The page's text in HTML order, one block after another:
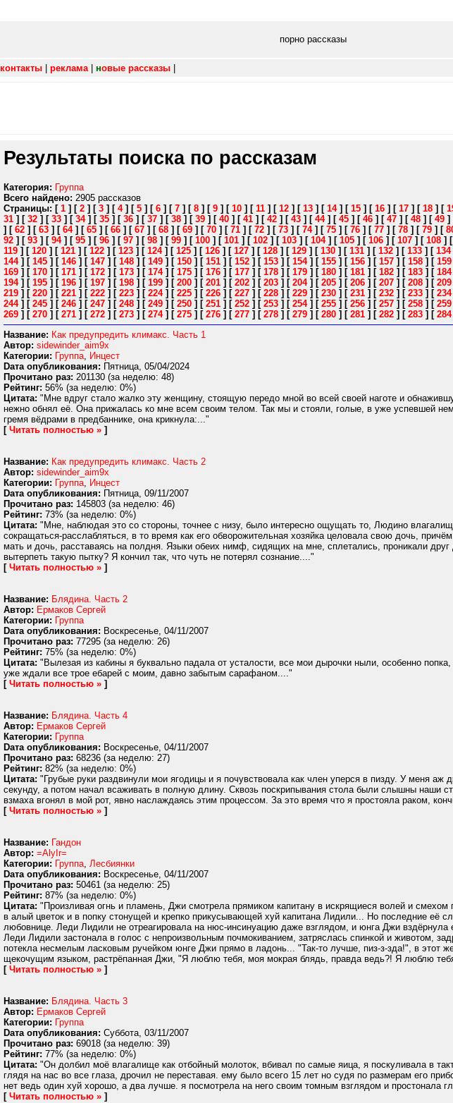
порно рассказы
контакты реклама| новые рассказы
Результаты поиска по рассказам
Категория: Группа
Всего найдено: 2905 рассказов
Страницы: [ 1 ] [ 2 ] [ 3 ] [ 4] [ 5 ] [ 6 ] [ 7 ] [ 8 ] [ 9 ] [ 10 ] [ 11 ] [ 12 ] [ 13 ] [ 14] [ 15 ] [ 16 ] [ 17 ] [ 18 ] [
31 ] [ 32 ] [ 33 ] [ 34] [ 35 ] [ 36 ] [ 37 ] [ 38 ] [ 39 ] [ 40 ] [ 41 ] [ 42 ] [ 43 ] [ 44] [ 45 ] [ 46 ] [ 47 ] [ 48 ] [ 49 ]
] [ 62 ] [ 63 ] [ 64] [ 65 ] [ 66 ] [ 67 ] [ 68 ] [ 69 ] [ 70 ] [ 71 ] [ 72 ] [ 73 ] [ 74] [ 75 ] [ 76 ] [ 77 ] [ 78 ] [ 79 ] [
92 ] [ 93 ] [ 94] [ 95 ] [ 96 ] [ 97 ] [ 98 ] [ 99 ] [ 100 ] [ 101 ] [ 102 ] [ 103 ] [ 104] [ 105 ] [ 106 ] [ 107 ] [ 108 ] [
119 ] [ 120 ] [ 121 ] [ 122 ] [ 123 ] [ 124] [ 125 ] [ 126 ] [ 127 ] [ 128 ] [ 129 ] [ 130 ] [ 131 ] [ 132 ] [ 133 ] [ 134
144] [ 145 ] [ 146 ] [ 147 ] [ 148 ] [ 149 ] [ 150 ] [ 151 ] [ 152 ] [ 153 ] [ 154] [ 155 ] [ 156 ] [ 157 ] [ 158 ] [ 159
169 ] [ 170 ] [ 171 ] [ 172 ] [ 173 ] [ 174] [ 175 ] [ 176 ] [ 177 ] [ 178 ] [ 179 ] [ 180 ] [ 181 ] [ 182 ] [ 183 ] [ 184
194] [ 195 ] [ 196 ] [ 197 ] [ 198 ] [ 199 ] [ 200 ] [ 201 ] [ 202 ] [ 203 ] [ 204] [ 205 ] [ 206 ] [ 207 ] [ 208 ] [ 209
219 ] [ 220 ] [ 221 ] [ 222 ] [ 223 ] [ 224] [ 225 ] [ 226 ] [ 227 ] [ 228 ] [ 229 ] [ 230 ] [ 231 ] [ 232 ] [ 233 ] [ 234
244] [ 245 ] [ 246 ] [ 247 ] [ 248 ] [ 249 ] [ 250 ] [ 251 ] [ 252 ] [ 253 ] [ 254] [ 255 ] [ 256 ] [ 257 ] [ 258 ] [ 259
269 ] [ 270 ] [ 271 ] [ 272 ] [ 273 ] [ 274] [ 275 ] [ 276 ] [ 277 ] [ 278 ] [ 279 ] [ 280 ] [ 281 ] [ 282 ] [ 283 ] [ 284
Название: Как предупредить климакс. Часть 1
Автор: sidewinder_aim9x
Категории: Группа, Инцест
Dата опубликования: Пятница, 05/04/2024
Прочитано раз: 201130 (за неделю: 48)
Рейтинг: 56% (за неделю: 0%)
Цитата: "Мне вдруг стало жалко эту женщину, стоящую передо мной во всей своей наготе и
нежно обнял её. Она прижалась ко мне всем своим телом. Так мы и стояли, голые, в уже успевшей
гремя вёдрами в предбаннике, она крикнула:..."
[ Читать полностью » ]
Название: Как предупредить климакс. Часть 2
Автор: sidewinder_aim9x
Категории: Группа, Инцест
Dата опубликования: Пятница, 09/11/2007
Прочитано раз: 145803 (за неделю: 46)
Рейтинг: 73% (за неделю: 0%)
Цитата: "Мне, наблюдая это со стороны, точнее с низу, было интересно ощущать то, Людино
сокращаться-расслабляться, в то время как его обворожительная хозяйка целовала свою дочь,
мать и дочь, расставаясь на полдня. Языки обеих нимф, сидящих на мне, сплетались, проникали
вытерпеть такую пытку? Я кончил так, что чуть не потерял сознание...."
[ Читать полностью » ]
Название: Блядина. Часть 2
Автор: Ермаков Сергей
Категории: Группа
Dата опубликования: Воскресенье, 04/11/2007
Прочитано раз: 77295 (за неделю: 26)
Рейтинг: 75% (за неделю: 0%)
Цитата: "Вылезая из кабины я буквально падала от усталости, все мои дырочки ныли, особенно
уже ждали все трое ебарей с моим, давно забытым сарафаном...."
[ Читать полностью » ]
Название: Блядина. Часть 4
Автор: Ермаков Сергей
Категории: Группа
Dата опубликования: Воскресенье, 04/11/2007
Прочитано раз: 68236 (за неделю: 27)
Рейтинг: 82% (за неделю: 0%)
Цитата: "Грубые руки раздвинули мои ягодицы и я почувствовала как член уперся в пизду. У меня аж
секунду, а потом начал всаживать в полную длину. Сквозь поскрипывания стола были слышны наши
взмаха вгонял в мой рот, явно наслаждаясь этим процессом. За это время что я простояла раком,
[ Читать полностью » ]
Название: Гандон
Автор: =AlyIr=
Категории: Группа, Лесбиянки
Dата опубликования: Воскресенье, 04/11/2007
Прочитано раз: 50461 (за неделю: 25)
Рейтинг: 87% (за неделю: 0%)
Цитата: "Произливая огнь и пламень, Джи смотрела прямиком капитану в искрящиеся волей и смехом
в алый цветок и в попку стонущей и крепко прикусывающей хуй капитана Лидили... Но последние её
любовнице. Леди Лидили не отреагировала на нюс-инсинуацию даже взглядом, и юнга Джи
Леди Лидили застонала в голос с непроизвольным почмокиванием, затряслась спинкой и животом,
потекла несмелым ласковым ручейком юнге Джи прямо в ладонь... "Так-то лучше, пиз-з-зда!", в этот
щекочущим языком, растрёпанная Джи, "Я люблю тебя, моя мокрая блядь, правда ведь?! Я люблю
[ Читать полностью » ]
Название: Блядина. Часть 3
Автор: Ермаков Сергей
Категории: Группа
Dата опубликования: Суббота, 03/11/2007
Прочитано раз: 69018 (за неделю: 39)
Рейтинг: 77% (за неделю: 0%)
Цитата: "Он долбил моё влагалище как отбойный молоток, вбивал по самые яица, я поскуливала в
глядя на нас во все глаза, дрочил не переставая. ему было всего 15 лет но судя по размерам его
нет ведь один хуй хорошо, а два лучше. я посмотрела на него своим томным взглядом и простонала
[ Читать полностью » ]